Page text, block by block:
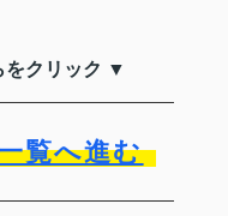
をクリック ▼
覧へ進む